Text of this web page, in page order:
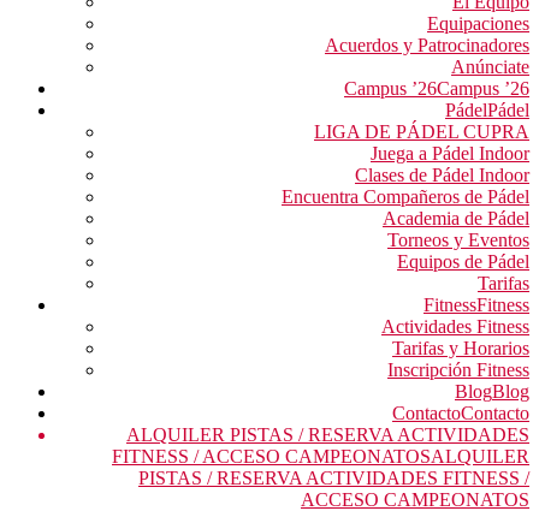
Equipaciones
Acuerdos y Patrocinadores
Anúnciate
Campus ’26Campus ’26
PádelPádel
LIGA DE PÁDEL CUPRA
Juega a Pádel Indoor
Clases de Pádel Indoor
Encuentra Compañeros de Pádel
Academia de Pádel
Torneos y Eventos
Equipos de Pádel
Tarifas
FitnessFitness
Actividades Fitness
Tarifas y Horarios
Inscripción Fitness
BlogBlog
ContactoContacto
ALQUILER PISTAS / RESERVA ACTIVIDADES
FITNESS / ACCESO CAMPEONATOSALQUILER
PISTAS / RESERVA ACTIVIDADES FITNESS /
ACCESO CAMPEONATOS